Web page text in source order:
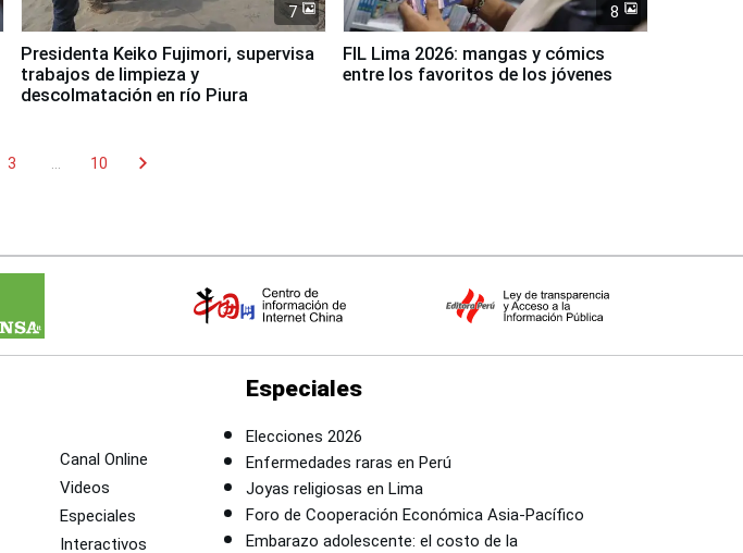
7
Presidenta Keiko Fujimori, supervisa
trabajos de limpieza y
descolmatación en río Piura
8
FIL Lima 2026: mangas y cómics
entre los favoritos de los jóvenes
3 10 chevron_right
Canal Online
Videos
Especiales
Interactivos
Especiales
Elecciones 2026
Enfermedades raras en Perú
Joyas religiosas en Lima
Foro de Cooperación Económica Asia-Pacífico
Embarazo adolescente: el costo de la